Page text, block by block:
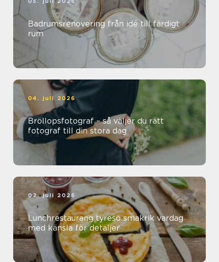
Badrumsrenovering från idé till färdigt
rum
04. juli 2026
Bröllopsfotograf – så väljer du rätt
fotograf till din stora dag
02. juli 2026
Lunchrestaurang tyresö smakrik vardag
med känsla för detaljer